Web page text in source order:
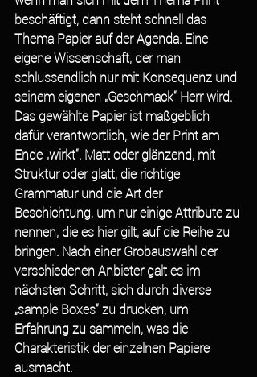
beschäftigt, dann steht schnell das
Thema Papier auf der Agenda. Eine
eigene Wissenschaft, der man
schlussendlich nur mit Konsequenz und
seinem eigenen „Geschmack“ Herr wird.
Das gewählte Papier ist maßgeblich
dafür verantwortlich, wie der Print am
Ende „wirkt“. Matt oder glänzend, mit
Struktur oder glatt, die richtige
Grammatur und die Art der
Beschichtung, um nur einige Attribute zu
nennen, die es hier gilt, auf die Reihe zu
bringen. Nach einer Grobauswahl der
verschiedenen Anbieter galt es im
nächsten Schritt, sich durch diverse
„sample Boxes“ zu drucken, um
Erfahrung zu sammeln, was die
Charakteristik der einzelnen Papiere
ausmacht.